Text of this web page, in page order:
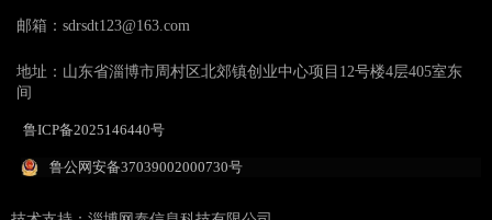
邮箱：sdrsdt123@163.com
地址：山东省淄博市周村区北郊镇创业中心项目12号楼4层405室东
间
鲁ICP备2025146440号
鲁公网安备37039002000730号